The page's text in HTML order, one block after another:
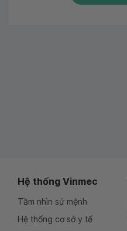
Hệ thống Vinmec
Tầm nhìn sứ mệnh
Hệ thống cơ sở y tế